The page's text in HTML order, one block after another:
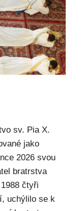
sv. Pia X.
jako
2026 svou
bratrstva
čtyři
uchýlilo se k